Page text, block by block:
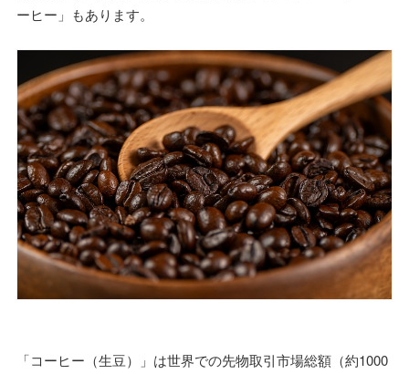
ーヒー」もあります。
「コーヒー（生豆）」は世界での先物取引市場総額（約1000